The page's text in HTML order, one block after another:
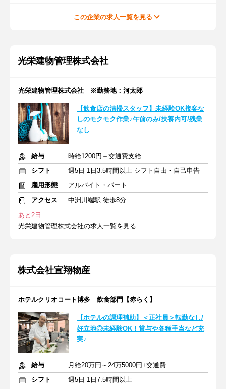
この企業の求人一覧を見る
光栄建物管理株式会社
光栄建物管理株式会社 ※勤務地：河太郎
【飲食店の清掃スタッフ】未経験OK接客な
しのモクモク作業♪午前のみ/扶養内可/残業
なし
給与
時給1200円＋交通費支給
シフト
週5日 1日3.5時間以上 シフト自由・自己申告
雇用形態
アルバイト・パート
アクセス
中洲川端駅 徒歩8分
あと2日
光栄建物管理株式会社の求人一覧を見る
株式会社宣翔物産
ホテルクリオコート博多 飲食部門【赤らく】
【ホテルの調理補助】＜正社員＞転勤なし/
好立地◎未経験OK！賞与や各種手当など充
実♪
給与
月給20万円～24万5000円+交通費
シフト
週5日 1日7.5時間以上